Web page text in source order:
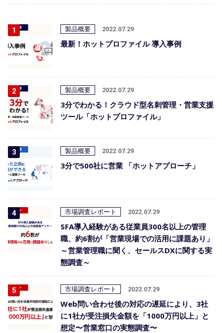
製品概要 2022.07.29
最新！ホットプロファイル 導入事例
製品概要 2022.07.29
3分でわかる！クラウド型名刺管理・営業支援
ツール「ホットプロファイル」
製品概要 2022.07.29
3分で500社に営業 「ホットアプローチ」
市場調査レポート 2022.07.29
SFA導入経験がある従業員300名以上の管理
職、約6割が「営業現場での活用に課題あり」
～営業管理職に聞く、セールスDXに関する実
態調査～
市場調査レポート 2022.07.29
Web問い合わせ後の対応の遅延により、3社
に1社が受注損失金額を「1000万円以上」と
想定〜営業窓口の実態調査〜